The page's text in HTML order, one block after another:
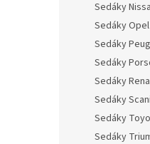
Sedáky
Sedáky Opel
Sedáky
Sedáky
Sedáky
Sedáky
Sedáky
Sedáky